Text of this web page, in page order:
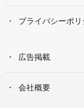
プライバシーポリ
広告掲載
会社概要